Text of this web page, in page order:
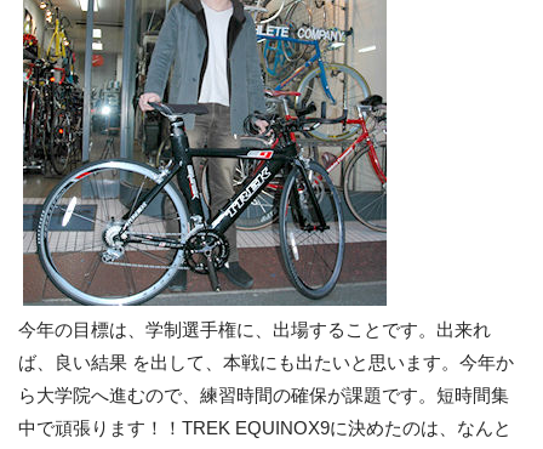
今年の目標は、学制選手権に、出場することです。出来れ
ば、良い結果 を出して、本戦にも出たいと思います。今年か
ら大学院へ進むので、練習時間の確保が課題です。短時間集
中で頑張ります！！TREK EQUINOX9に決めたのは、なんと